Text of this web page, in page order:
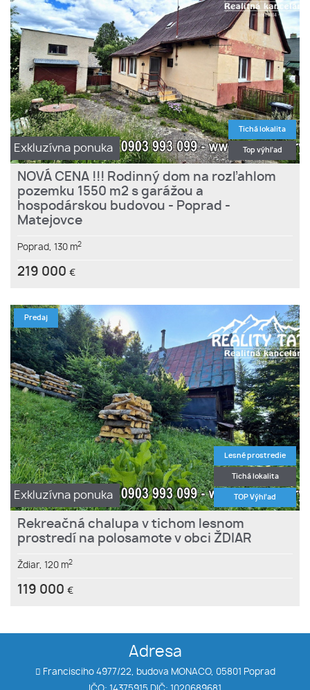
Exkluzívna ponuka
Tichá lokalita
Top výhľad
NOVÁ CENA !!! Rodinný dom na rozľahlom
pozemku 1550 m2 s garážou a
hospodárskou budovou - Poprad -
Matejovce
Poprad, 130 m2
219 000 €
Exkluzívna ponuka
Predaj
Lesné prostredie
Tichá lokalita
TOP Výhľad
Rekreačná chalupa v tichom lesnom
prostredí na polosamote v obci ŽDIAR
Ždiar, 120 m2
119 000 €
Adresa
Francisciho 4977/22, budova MONACO, 05801 Poprad